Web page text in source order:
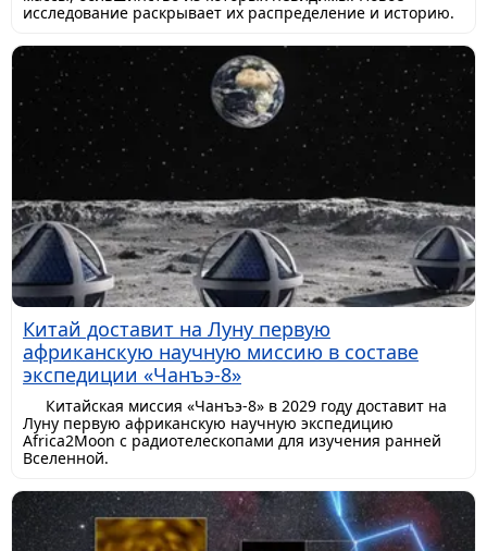
исследование раскрывает их распределение и историю.
Китай доставит на Луну первую
африканскую научную миссию в составе
экспедиции «Чанъэ-8»
Китайская миссия «Чанъэ-8» в 2029 году доставит на
Луну первую африканскую научную экспедицию
Africa2Moon с радиотелескопами для изучения ранней
Вселенной.